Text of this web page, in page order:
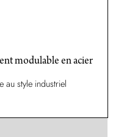
modulable en acier
au style industriel